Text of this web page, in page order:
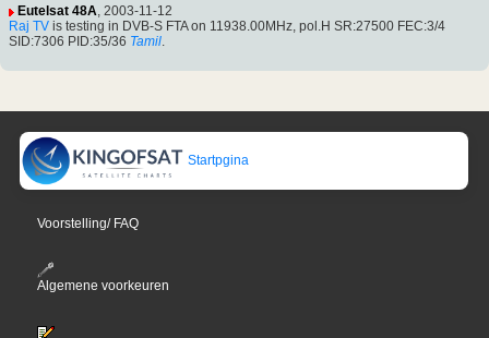
Eutelsat 48A, 2003-11-12
Raj TV is testing in DVB-S FTA on 11938.00MHz, pol.H SR:27500 FEC:3/4
SID:7306 PID:35/36 Tamil.
Startpgina
Voorstelling/ FAQ
Algemene voorkeuren